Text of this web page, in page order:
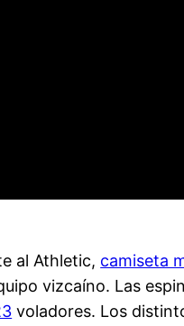
al Athletic, camiseta
vizcaíno. Las
voladores. Los